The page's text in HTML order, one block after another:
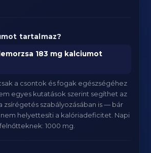
tartalmaz?
183 mg kalciumot
a csontok és fogak egészségéhez
egyes kutatások szerint segíthet az
zsírégetés szabályozásában is — bár
helyettesíti a kalóriadeficitet. Napi
1000 mg.